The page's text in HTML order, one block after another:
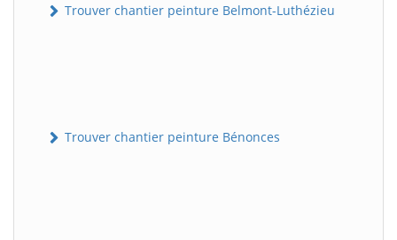
Trouver chantier peinture Belmont-Luthézieu
Trouver chantier peinture Bénonces